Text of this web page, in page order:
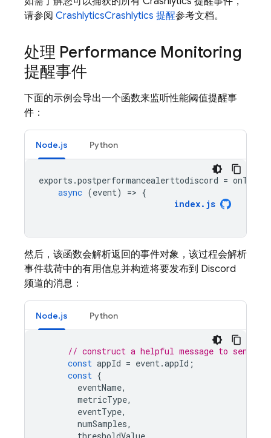
请参阅 CrashlyticsCrashlytics 提醒参考文档。
处理 Performance Monitoring
提醒事件
下面的示例会导出一个函数来监听性能阈值提醒事
件：
Node.js Python
exports .postperformancealerttodiscord =
async (event) => {
index. js
然后，该函数会解析返回的事件对象，该过程会解析
事件载荷中的有用信息并构造将要发布到 Discord
频道的消息：
Node.js Python
// construct a helpful message to send to
const appId = event.appId ;
const {
eventName,
metricType,
eventType,
numSamples,